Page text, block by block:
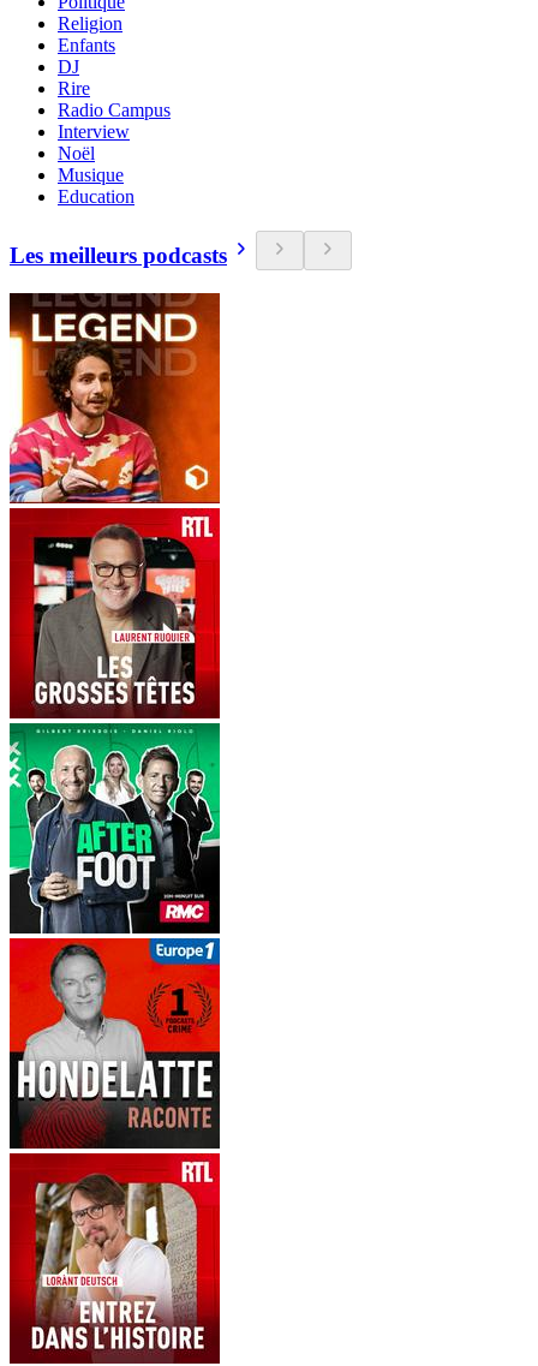
Religion
Enfants
DJ
Rire
Radio Campus
Interview
Noël
Musique
Education
Les meilleurs podcasts